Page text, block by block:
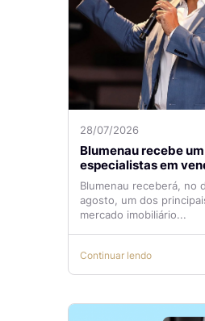
28/07/2026
Blumenau recebe
especialistas em vendas do
mercado imobiliário
Blumenau receberá, no
agosto, um dos
mercado imobiliário...
Continuar lendo